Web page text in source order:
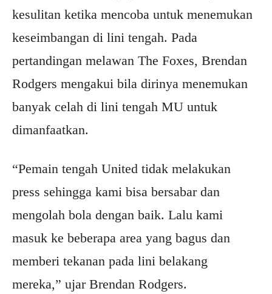
kesulitan ketika mencoba untuk menemukan
keseimbangan di lini tengah. Pada
pertandingan melawan The Foxes, Brendan
Rodgers mengakui bila dirinya menemukan
banyak celah di lini tengah MU untuk
dimanfaatkan.
“Pemain tengah United tidak melakukan
press sehingga kami bisa bersabar dan
mengolah bola dengan baik. Lalu kami
masuk ke beberapa area yang bagus dan
memberi tekanan pada lini belakang
mereka,” ujar Brendan Rodgers.